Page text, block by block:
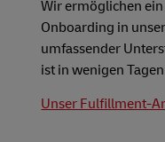
Wir ermöglichen
Onboarding in
umfassender
ist in wenigen
Unser Fulfillment-